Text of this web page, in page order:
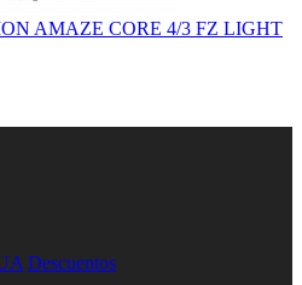
AMAZE CORE 4/3 FZ LIGHT
Descuentos